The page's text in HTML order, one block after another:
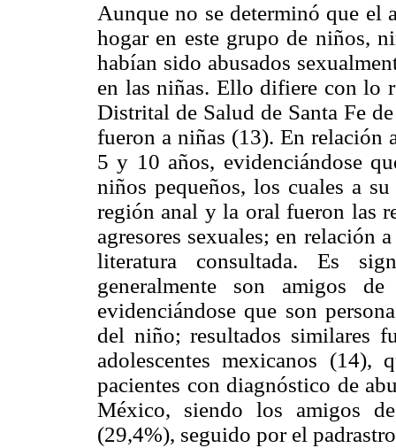
Aunque no se determinó que el
hogar en este grupo de niños,
habían sido abusados
en las niñas. Ello difiere con lo
Distrital de Salud de Santa Fe
fueron a niñas (13). En relación
5 y 10 años, evidenciándose
niños pequeños, los cuales a
región anal y la oral fueron las
agresores sexuales; en relación
literatura consultada. Es
generalmente son amigos
evidenciándose que son
del niño; resultados similares
adolescentes mexicanos (14),
pacientes con diagnóstico de
México, siendo los amigos
(29,4%), seguido por el